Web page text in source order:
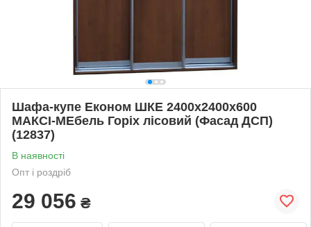
Шафа-купе Економ ШКЕ 2400х2400х600
МАКСІ-МЕбель Горіх лісовий (Фасад ДСП)
(12837)
В наявності
Опт і роздріб
29 056 ₴